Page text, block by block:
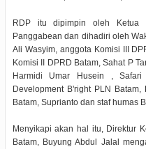
RDP itu dipimpin oleh Ketua
Panggabean dan dihadiri oleh
Ali Wasyim, anggota Komisi III
Komisi II DPRD Batam, Sahat P
Harmidi Umar Husein , Safari
Development B'right PLN
Batam, Suprianto dan staf humas
Menyikapi akan hal itu, Direktur
Batam, Buyung Abdul Jalal